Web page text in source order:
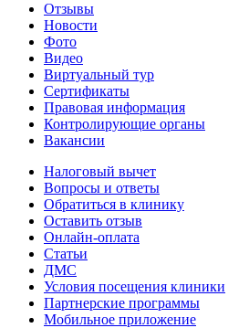
Отзывы
Новости
Фото
Видео
Виртуальный тур
Сертификаты
Правовая информация
Контролирующие органы
Вакансии
Налоговый вычет
Вопросы и ответы
Обратиться в клинику
Оставить отзыв
Онлайн-оплата
Статьи
ДМС
Условия посещения клиники
Партнерские программы
Мобильное приложение